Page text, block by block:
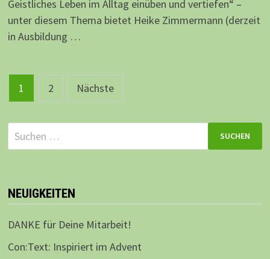
Geistliches Leben im Alltag einüben und vertiefen“ –
unter diesem Thema bietet Heike Zimmermann (derzeit
in Ausbildung …
Beitragsnavigation
1 2 Nächste
Suchen
nach:
NEUIGKEITEN
DANKE für Deine Mitarbeit!
Con:Text: Inspiriert im Advent